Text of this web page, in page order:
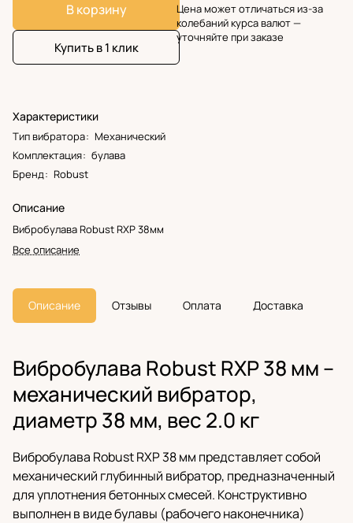
В корзину
Купить в 1 клик
Характеристики
Тип вибратора: Механический
Комплектация: булава
Бренд: Robust
Описание
Вибробулава Robust RXP 38мм
Все описание
Цена может отличаться из-за
колебаний курса валют —
уточняйте при заказе
Описание Отзывы Оплата Доставка
Вибробулава Robust RXP 38 мм –
механический вибратор,
диаметр 38 мм, вес 2.0 кг
Вибробулава Robust RXP 38 мм представляет собой
механический глубинный вибратор, предназначенный
для уплотнения бетонных смесей. Конструктивно
выполнен в виде булавы (рабочего наконечника)